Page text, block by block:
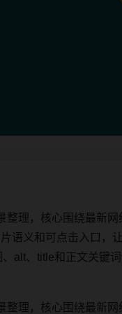
理，核心围绕最新
语义和可点击入口，
alt、title和正文关键
理，核心围绕最新